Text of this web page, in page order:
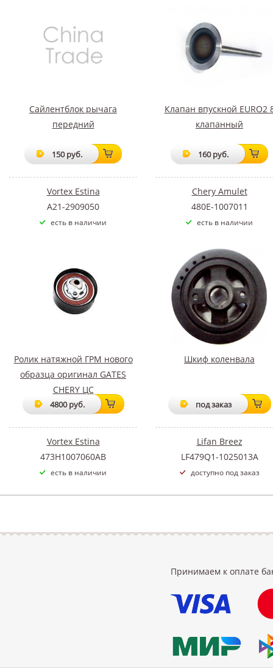
Сайлентблок рычага
передний
150 руб.
Vortex Estina
A21-2909050
есть в наличии
Клапан впускной EURO2
клапанный
160 руб.
Chery Amulet
480E-1007011
есть в наличии
Ролик натяжной ГРМ нового
образца оригинал GATES
CHERY ЦС
4800 руб.
Vortex Estina
473H1007060AB
есть в наличии
Шкиф коленвала
под заказ
Lifan Breez
LF479Q1-1025013A
доступно под заказ
Принимаем к оплате